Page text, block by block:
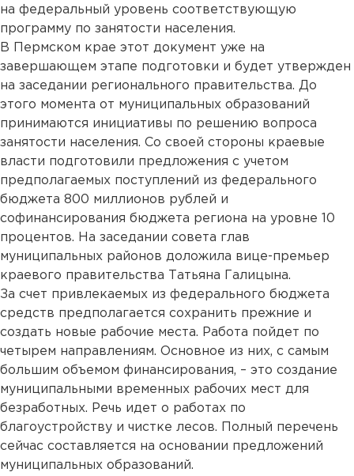
на федеральный уровень соответствующую
программу по занятости населения.
В Пермском крае этот документ уже на
завершающем этапе подготовки и будет утвержден
на заседании регионального правительства. До
этого момента от муниципальных образований
принимаются инициативы по решению вопроса
занятости населения. Со своей стороны краевые
власти подготовили предложения с учетом
предполагаемых поступлений из федерального
бюджета 800 миллионов рублей и
софинансирования бюджета региона на уровне 10
процентов. На заседании совета глав
муниципальных районов доложила вице-премьер
краевого правительства Татьяна Галицына.
За счет привлекаемых из федерального бюджета
средств предполагается сохранить прежние и
создать новые рабочие места. Работа пойдет по
четырем направлениям. Основное из них, с самым
большим объемом финансирования, – это создание
муниципальными временных рабочих мест для
безработных. Речь идет о работах по
благоустройству и чистке лесов. Полный перечень
сейчас составляется на основании предложений
муниципальных образований.